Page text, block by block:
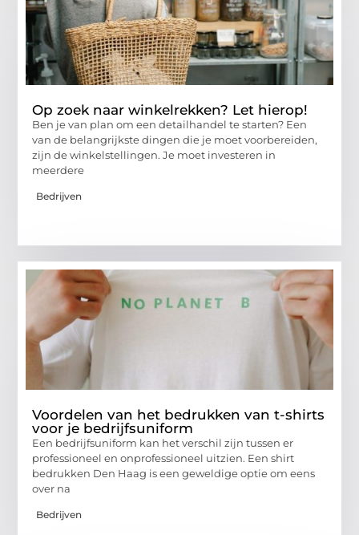
Op zoek naar winkelrekken? Let hierop!
Ben je van plan om een ​​detailhandel te starten? Een
van de belangrijkste dingen die je moet voorbereiden,
zijn de winkelstellingen. Je moet investeren in
meerdere
Bedrijven
Voordelen van het bedrukken van t-shirts
voor je bedrijfsuniform
Een bedrijfsuniform kan het verschil zijn tussen er
professioneel en onprofessioneel uitzien. Een shirt
bedrukken Den Haag is een geweldige optie om eens
over na
Bedrijven